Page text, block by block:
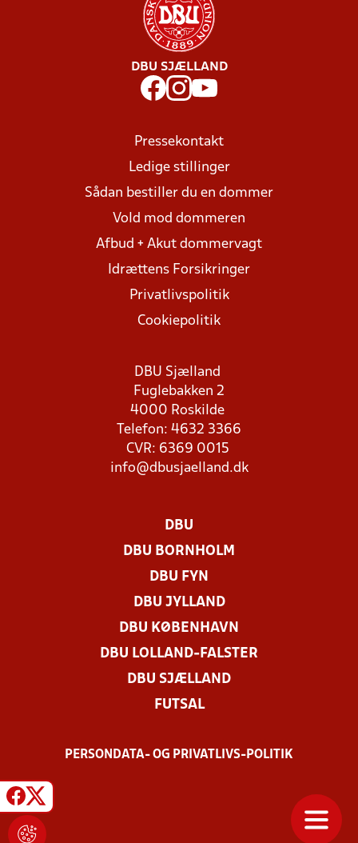
DBU SJÆLLAND
Pressekontakt
Ledige stillinger
Sådan bestiller du en dommer
Vold mod dommeren
Afbud + Akut dommervagt
Idrættens Forsikringer
Privatlivspolitik
Cookiepolitik
DBU Sjælland
Fuglebakken 2
4000 Roskilde
Telefon: 4632 3366
CVR: 6369 0015
info@dbusjaelland.dk
DBU
DBU BORNHOLM
DBU FYN
DBU JYLLAND
DBU KØBENHAVN
DBU LOLLAND-FALSTER
DBU SJÆLLAND
FUTSAL
PERSONDATA- OG PRIVATLIVS-POLITIK